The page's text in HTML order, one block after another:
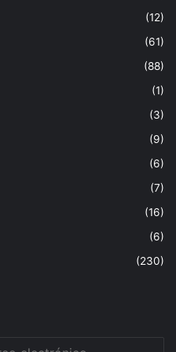
(12)
(61)
(88)
(1)
(3)
(9)
(6)
(7)
(16)
(6)
(230)